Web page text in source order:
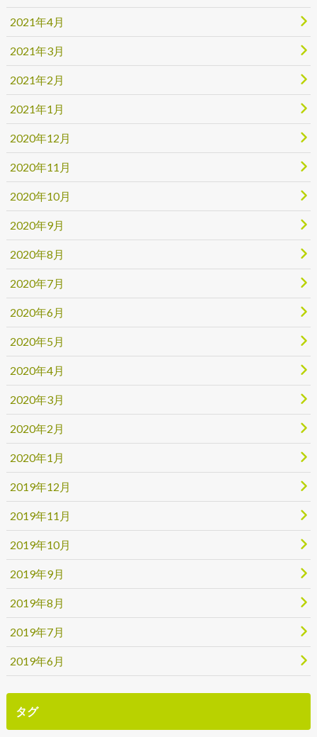
2021年4月
2021年3月
2021年2月
2021年1月
2020年12月
2020年11月
2020年10月
2020年9月
2020年8月
2020年7月
2020年6月
2020年5月
2020年4月
2020年3月
2020年2月
2020年1月
2019年12月
2019年11月
2019年10月
2019年9月
2019年8月
2019年7月
2019年6月
タグ